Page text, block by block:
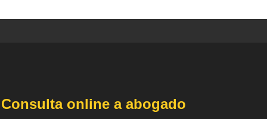
Consulta online a abogado